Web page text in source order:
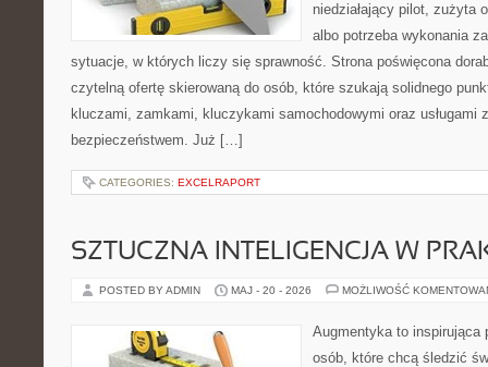
niedziałający pilot, zużyta
albo potrzeba wykonania
sytuacje, w których liczy się sprawność. Strona poświęcona
czytelną ofertę skierowaną do osób, które szukają solidnego
kluczami, zamkami, kluczykami samochodowymi oraz usługami
bezpieczeństwem. Już […]
CATEGORIES: EXCELRAPORT
SZTUCZNA INTELIGENCJA W
POSTED BY ADMIN MAJ - 20 - 2026 MOŻLIWOŚĆ
Augmentyka to inspirująca
osób, które chcą śledzić